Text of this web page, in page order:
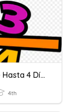
Resta De Hasta 4 Dígitos
4th